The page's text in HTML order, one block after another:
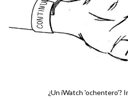
¿Un iWatch 'ochentero'?